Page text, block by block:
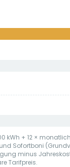
kWh + 12 ×
Sofortboni
minus
Tarifpreis.